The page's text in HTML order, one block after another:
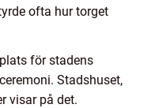
ofta hur torget
för stadens
Stadshuset,
visar på det.